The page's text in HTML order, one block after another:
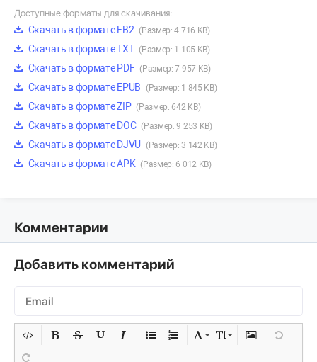
Доступные форматы для скачивания:
Скачать в формате FB2 (Размер: 4 716 KB)
Скачать в формате TXT (Размер: 1 105 KB)
Скачать в формате PDF (Размер: 7 957 KB)
Скачать в формате EPUB (Размер: 1 845 KB)
Скачать в формате ZIP (Размер: 642 KB)
Скачать в формате DOC (Размер: 9 253 KB)
Скачать в формате DJVU (Размер: 3 142 KB)
Скачать в формате APK (Размер: 6 012 KB)
Комментарии
Добавить комментарий